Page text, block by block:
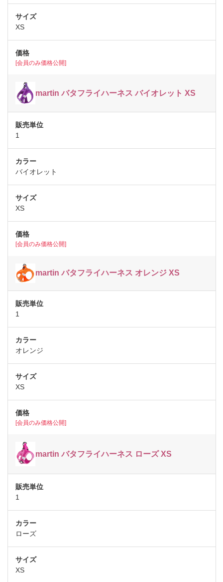
XS
[会員のみ価格公開]
martin バタフライハーネス バイオレット XS
1
バイオレット
XS
[会員のみ価格公開]
martin バタフライハーネス オレンジ XS
1
オレンジ
XS
[会員のみ価格公開]
martin バタフライハーネス ローズ XS
1
ローズ
XS